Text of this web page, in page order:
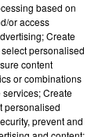
based on
or access
Create
personalised
content
or combinations
Create
personalised
prevent and